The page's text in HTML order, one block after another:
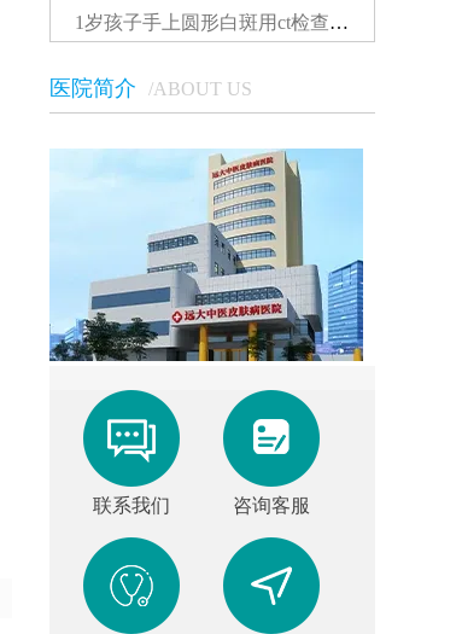
1岁孩子手上圆形白斑用ct检查准还是伍德灯准确...
医院简介 /ABOUT US
联系我们 咨询客服